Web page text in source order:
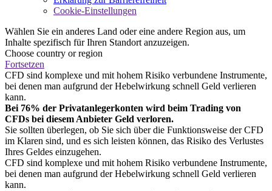
Cookie-Einstellungen
Wählen Sie ein anderes Land oder eine andere Region aus, um
Inhalte spezifisch für Ihren Standort anzuzeigen.
Choose country or region
Fortsetzen
CFD sind komplexe und mit hohem Risiko verbundene Instrumente,
bei denen man aufgrund der Hebelwirkung schnell Geld verlieren
kann.
Bei 76% der Privatanlegerkonten wird beim Trading von
CFDs bei diesem Anbieter Geld verloren.
Sie sollten überlegen, ob Sie sich über die Funktionsweise der CFD
im Klaren sind, und es sich leisten können, das Risiko des Verlustes
Ihres Geldes einzugehen.
CFD sind komplexe und mit hohem Risiko verbundene Instrumente,
bei denen man aufgrund der Hebelwirkung schnell Geld verlieren
kann.